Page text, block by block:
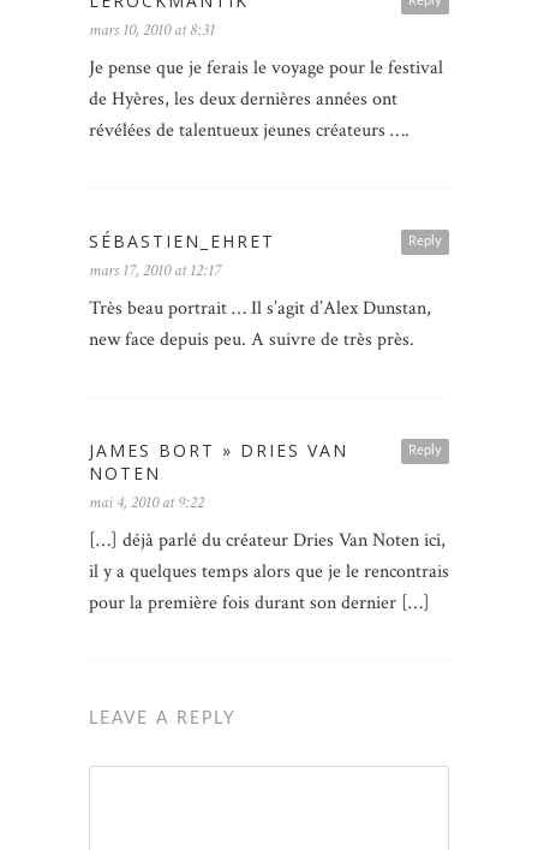
mars 10, 2010 at 8:31
Je pense que je ferais le voyage pour le festival
de Hyères, les deux dernières années ont
révélées de talentueux jeunes créateurs ….
Reply
SÉBASTIEN_EHRET
mars 17, 2010 at 12:17
Très beau portrait … Il s’agit d’Alex Dunstan,
new face depuis peu. A suivre de très près.
Reply
JAMES BORT » DRIES VAN
NOTEN
mai 4, 2010 at 9:22
[…] déjà parlé du créateur Dries Van Noten ici,
il y a quelques temps alors que je le rencontrais
pour la première fois durant son dernier […]
LEAVE A REPLY